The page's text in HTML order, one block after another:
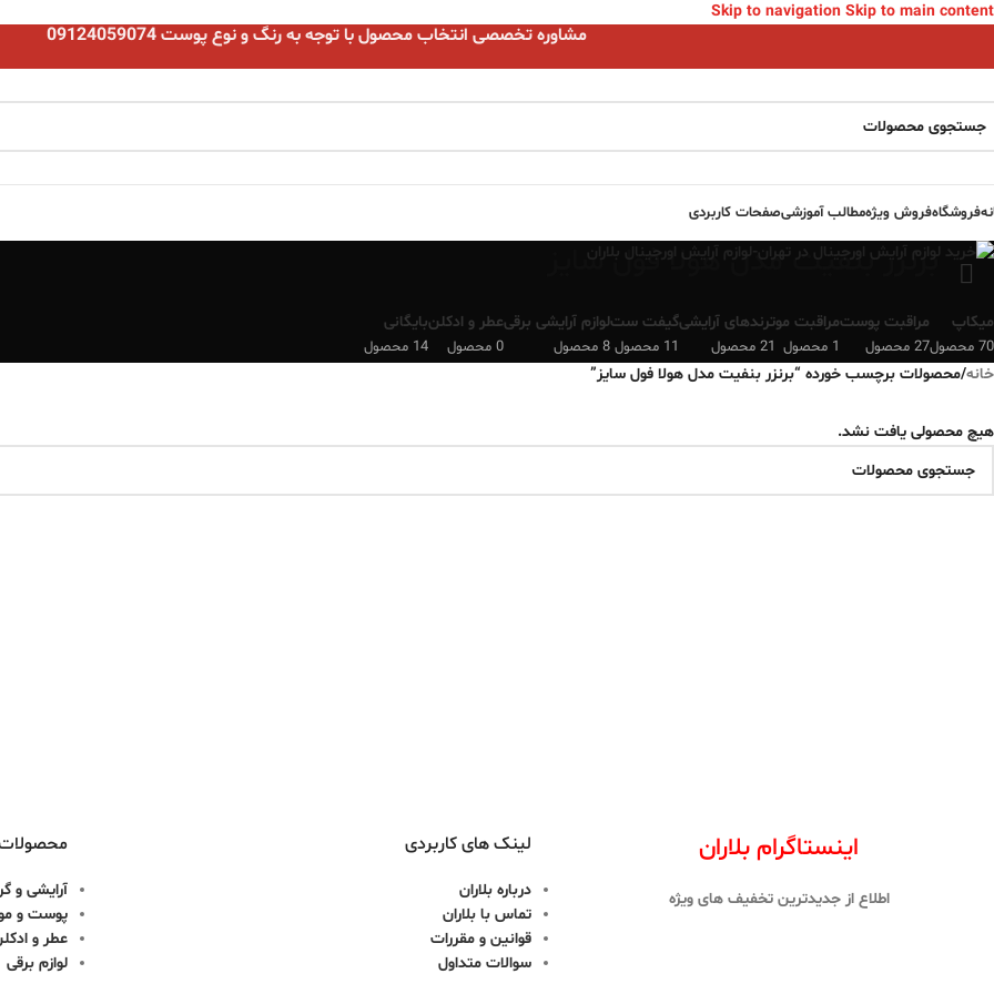
Skip to navigation Skip to main content
مشاوره تخصصی انتخاب محصول با توجه به رنگ و نوع پوست 09124059074
فروشگاهفروش ویژهمطالب آموزشیصفحات کاربردی
برنزر بنفیت مدل هولا فول سایز
میکاپ
70 محصول
مراقبت پوست
27 محصول
مراقبت مو
1 محصول
ترندهای آرایشی
21 محصول
گیفت ست
11 محصول
لوازم آرایشی برقی
8 محصول
عطر و ادکلن
0 محصول
بایگانی
14 محصول
خانه/محصولات برچسب خورده “برنزر بنفیت مدل هولا فول سایز”
هیچ محصولی یافت نشد.
اینستاگرام بلاران
اطلاع از جدیدترین تخفیف های ویژه
لینک های کاربردی
درباره بلاران
تماس با بلاران
قوانین و مقررات
سوالات متداول
آرایشی و
پوست و
عطر و
لوازم برقی